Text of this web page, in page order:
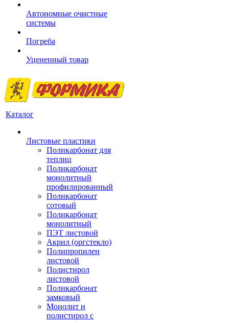
Автономные очистные
системы
Погреба
Уцененный товар
Каталог
Листовые пластики
Поликарбонат для
теплиц
Поликарбонат
монолитный
профилированный
Поликарбонат
сотовый
Поликарбонат
монолитный
ПЭТ листовой
Акрил (оргстекло)
Полипропилен
листовой
Полистирол
листовой
Поликарбонат
замковый
Монолит и
полистирол с